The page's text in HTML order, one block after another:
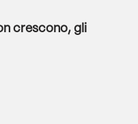
crescono, gli